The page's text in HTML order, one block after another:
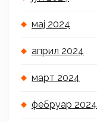
мај 2024
април 2024
март 2024
фебруар 2024